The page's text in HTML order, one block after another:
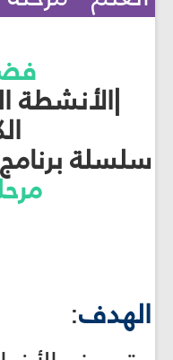
|الأنشطة
سلسلة برنامج
الهدف: